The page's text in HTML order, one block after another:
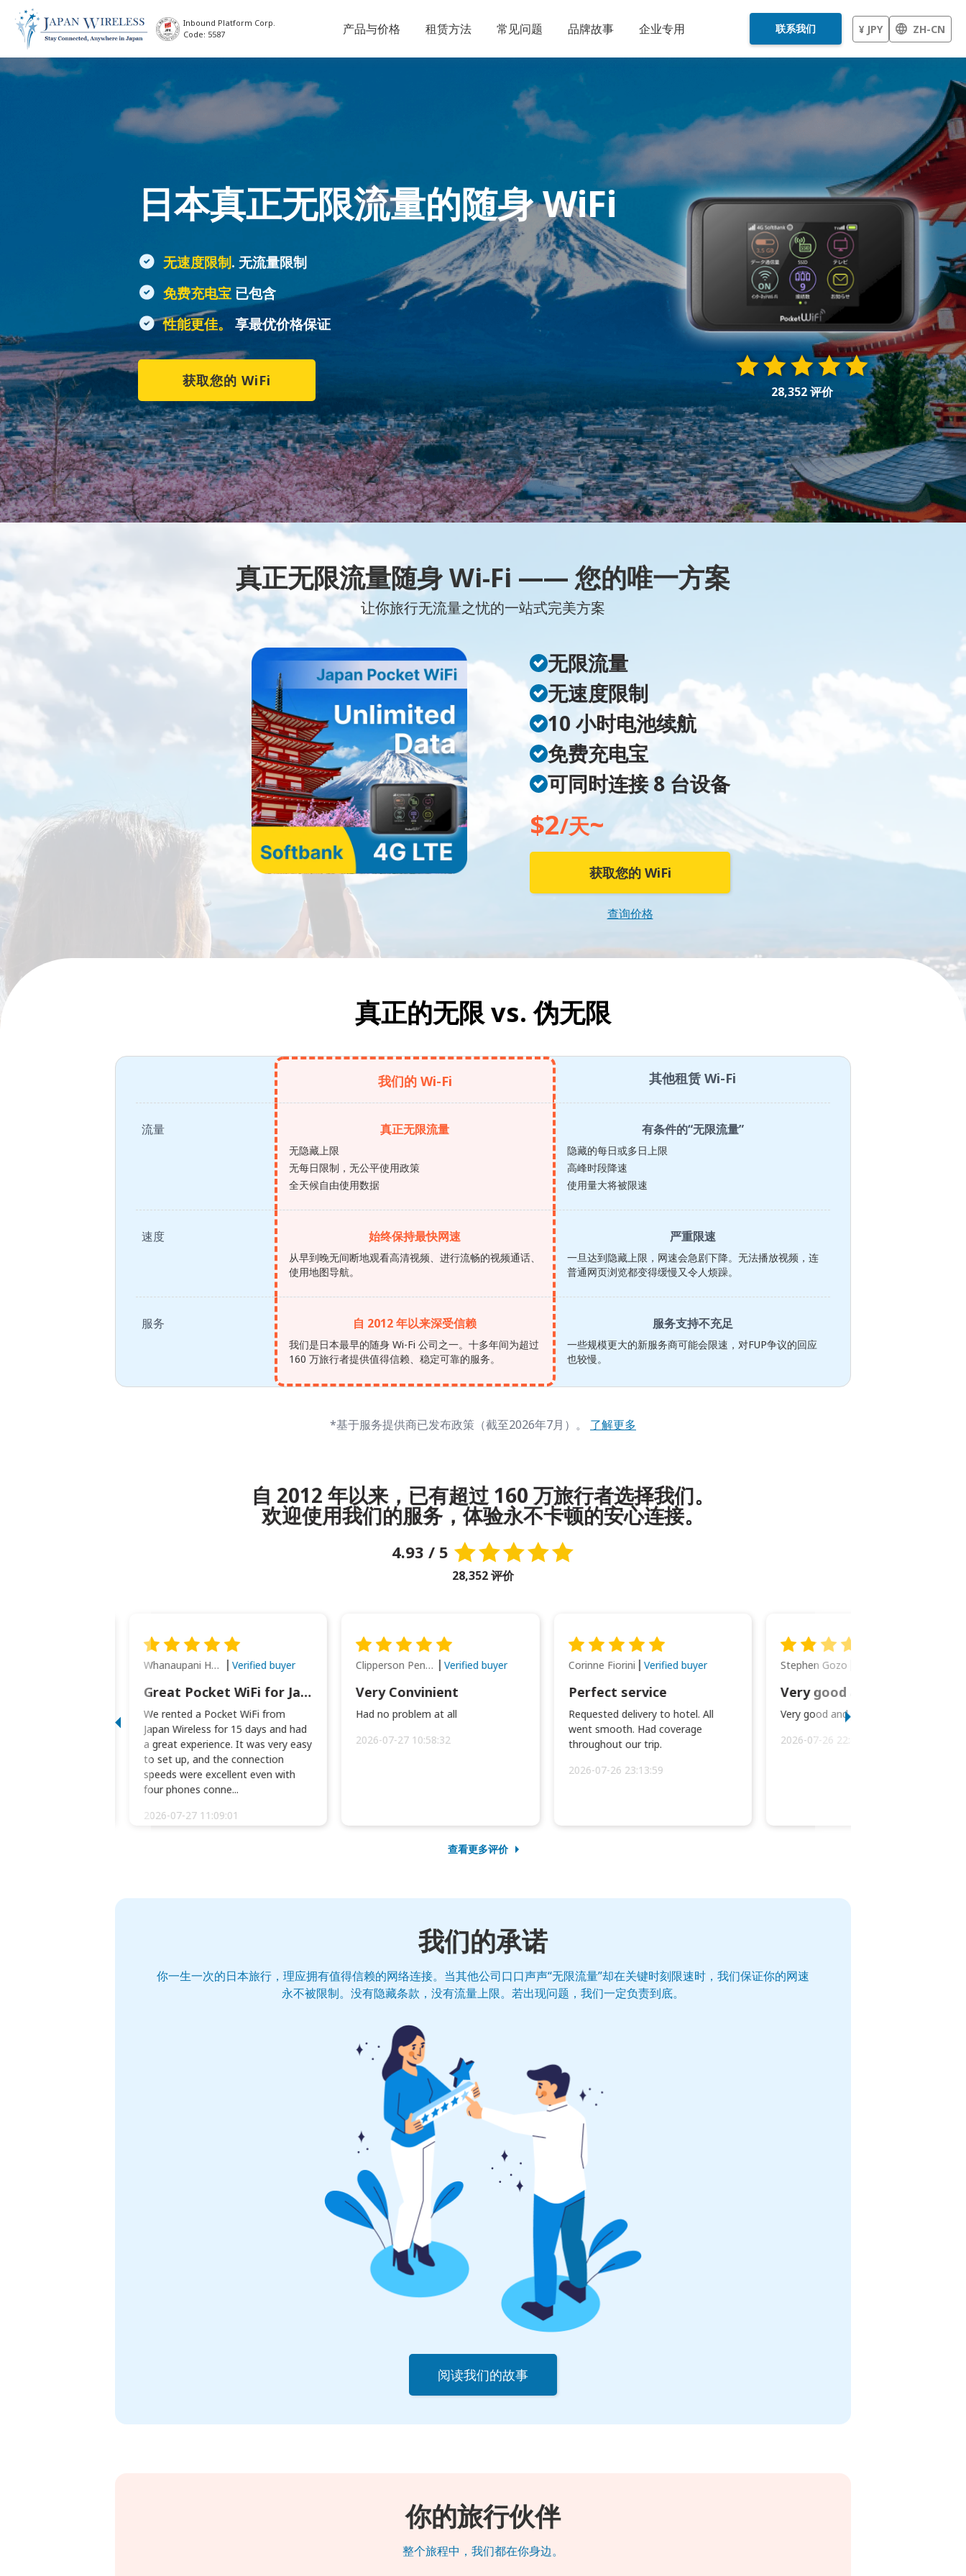
Inbound Platform Corp.
Code: 5587
产品与价格 租赁方法 常见问题 品牌故事 企业专用 联系我们 ¥ JPY ZH-CN
28,352 评价
日本真正无限流量的随身 WiFi
无速度限制. 无流量限制
免费充电宝已包含
性能更佳。
享最优价格保证
获取您的 WiFi
真正无限流量随身 Wi-Fi —— 您的唯一方案
让你旅行无流量之忧的一站式完美方案
无限流量
无速度限制
10 小时电池续航
免费充电宝
可同时连接 8 台设备
$2/天~
获取您的 WiFi
查询价格
真正的无限 vs.伪无限
我们的 Wi-Fi 其他租赁 Wi-Fi
流量 真正无限流量
无隐藏上限
无每日限制，无公平使用政策
全天候自由使用数据
有条件的“无限流量”
隐藏的每日或多日上限
高峰时段降速
使用量大将被限速
速度 始终保持最快网速
从早到晚无间断地观看高清视频、进行流畅的视频通话、
使用地图导航。
严重限速
一旦达到隐藏上限，网速会急剧下降。无法播放视频，连
普通网页浏览都变得缓慢又令人烦躁。
服务 自 2012 年以来深受信赖
我们是日本最早的随身 Wi-Fi 公司之一。十多年间为超过
160 万旅行者提供值得信赖、稳定可靠的服务。
服务支持不充足
一些规模更大的新服务商可能会限速，对FUP争议的回应
也较慢。
*基于服务提供商已发布政策（截至2026年7月）。 了解更多
自 2012 年以来，已有超过 160 万旅行者选择我们。
欢迎使用我们的服务，体验永不卡顿的安心连接。
4.93 / 5
28,352 评价
Whanaupani Henry Joseph Macown Verified buyer
Great Pocket WiFi for Japan Travel
We rented a Pocket WiFi from
Japan Wireless for 15 days and had
a great experience. It was very easy
to set up, and the connection
speeds were excellent even with
four phones conne...
2026-07-27 11:09:01
Clipperson Penilla Verified buyer
Very Convinient
Had no problem at all
2026-07-27 10:58:32
Corinne Fiorini Verified buyer
Perfect service
Requested delivery to hotel. All
went smooth. Had coverage
throughout our trip.
2026-07-26 23:13:59
Stephen Gozo
Very good and prompt service.
2026-07-26 22:43:45
查看更多评价
我们的承诺
你一生一次的日本旅行，理应拥有值得信赖的网络连接。当其他公司口口声声“无限流量”却在关键时刻限速时，我们保证你的网速
永不被限制。没有隐藏条款，没有流量上限。若出现问题，我们一定负责到底。
阅读我们的故事
你的旅行伙伴
整个旅程中，我们都在你身边。